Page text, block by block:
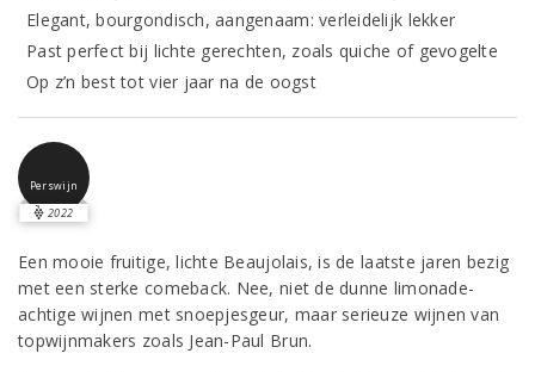
Elegant, bourgondisch, aangenaam: verleidelijk lekker
Past perfect bij lichte gerechten, zoals quiche of gevogelte
Op z’n best tot vier jaar na de oogst
Perswijn
2022
Een mooie fruitige, lichte Beaujolais, is de laatste jaren bezig
met een sterke comeback. Nee, niet de dunne limonade-
achtige wijnen met snoepjesgeur, maar serieuze wijnen van
topwijnmakers zoals Jean-Paul Brun.